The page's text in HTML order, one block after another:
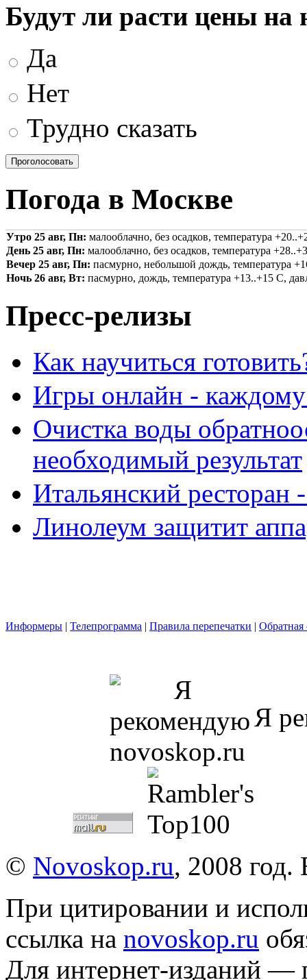
Будут ли расти цены
Да
Нет
Трудно сказать
Погода в Москве
Утро 25 авг, Пн: малооблачно, без осадков, температура
День 25 авг, Пн: малооблачно, без осадков, температура
Вечер 25 авг, Пн: пасмурно, небольшой дождь, температура
Ночь 26 авг, Вт: пасмурно, дождь, температура +13..+15 С,
Пресс-релизы
Как научиться
Игры онлайн - каждому
Очистка воды
необходимый результат
Итальянский
Линолеум защитит
Информеры | Телепрограмма | Правила перепечатки | Обратная
Я
© Novoskop.ru, 2008
При цитировании и
ссылка на novoskop.ru
Для интернет-изданий —